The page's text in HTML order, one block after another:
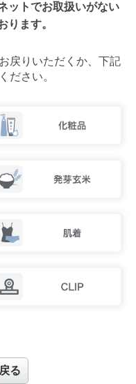
ットでお取扱いがない
ります。
戻りいただくか、 下記
ださい。
る